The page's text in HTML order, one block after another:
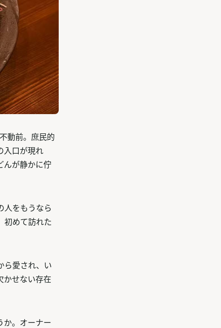
動前。庶民的
入口が現れ
んが静かに佇
人をもうなら
初めて訪れた
ら愛され、い
かせない存在
か。オーナー